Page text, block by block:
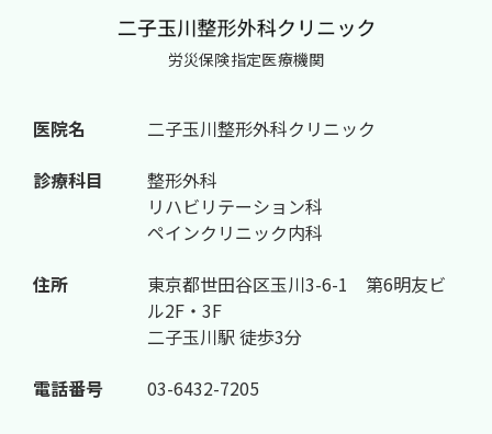
労災保険指定医療機関
医院名
二子玉川整形外科クリニック
診療科目
整形外科
リハビリテーション科
ペインクリニック内科
住所
東京都世田谷区玉川3-6-1 第6明友ビ
ル2F・3F
二子玉川駅 徒歩3分
電話番号
03-6432-7205